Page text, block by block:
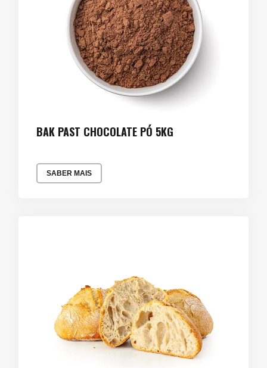
BAK PAST CHOCOLATE PÓ 5KG
SABER MAIS